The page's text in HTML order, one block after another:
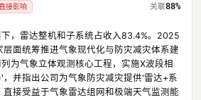
接影响
88%
，雷达整机和子系统占收入83.4%。2025
面统筹推进气象现代化与防灾减灾体系建
为气象立体观测核心工程，实施X波段相
并指出公司为气象防灾减灾提供'雷达+系
接受益于气象雷达组网和极端天气监测能